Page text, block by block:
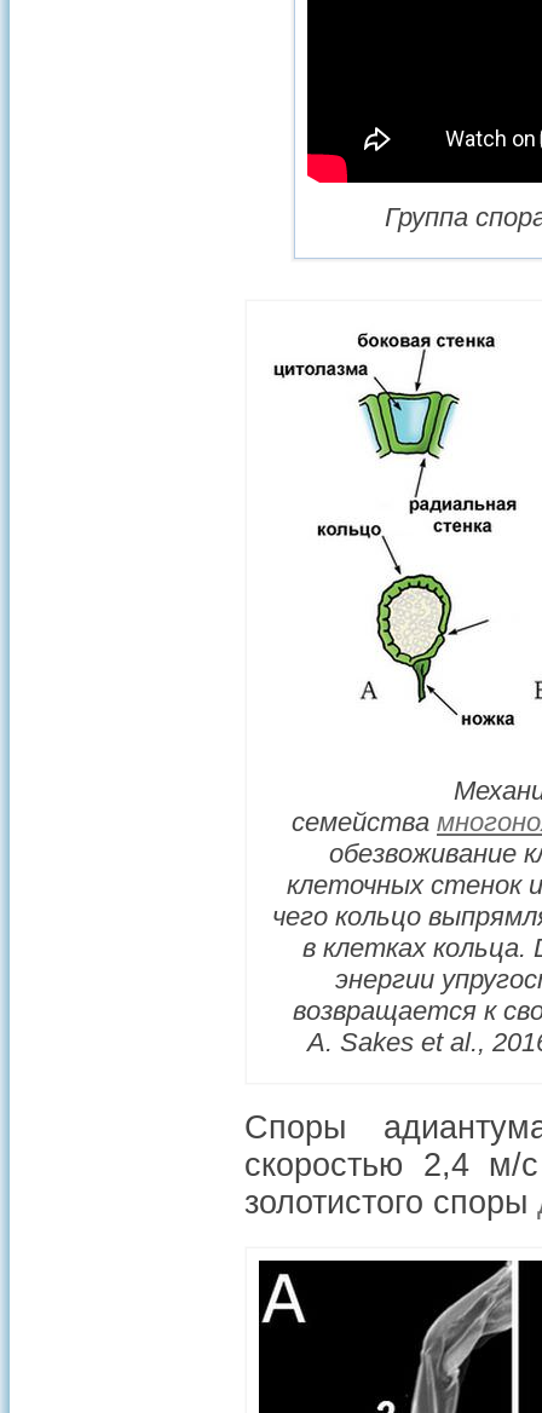
Группа
семейства
обезвоживание
клеточных стенок
чего кольцо
в клетках
энергии
возвращается к
A. Sakes et al.,
Споры
скоростью 2,4
золотистого споры